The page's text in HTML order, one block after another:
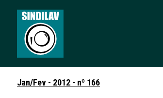
Jan/Fev - 2012 - nº 166